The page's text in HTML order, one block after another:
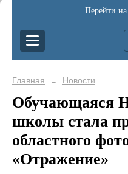
Перейти
Главная → Новости
Обучающаяся
школы стала
областного
«Отражение»